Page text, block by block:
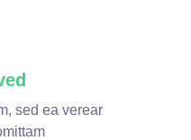
sed ea verear